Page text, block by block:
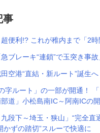
事
超便利!? これが稚内まで「2
ブレーキ“連鎖”で玉突き事
空港“直結・新ルート”誕生
字ルート」の一部が開通！
部道」小松島南IC～阿南ICの
九段下～埼玉・狭山」“完全
かずの踏切”スルーで快適に